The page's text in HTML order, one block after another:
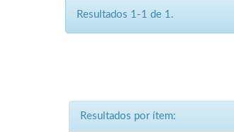
Resultados 1-1 de 1.
Resultados por ítem: